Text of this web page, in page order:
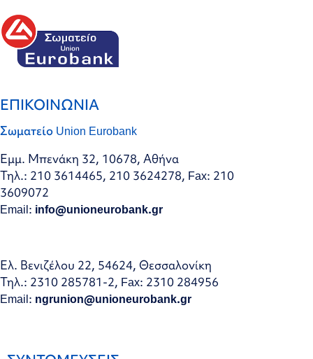
ΕΠΙΚΟΙΝΩΝΙΑ
Σωματείο Union Eurobank
Εμμ. Μπενάκη 32, 10678, Αθήνα
Τηλ.: 210 3614465, 210 3624278, Fax: 210
3609072
Email: info@unioneurobank.gr
Ελ. Βενιζέλου 22, 54624, Θεσσαλονίκη
Τηλ.: 2310 285781-2, Fax: 2310 284956
Email: ngrunion@unioneurobank.gr